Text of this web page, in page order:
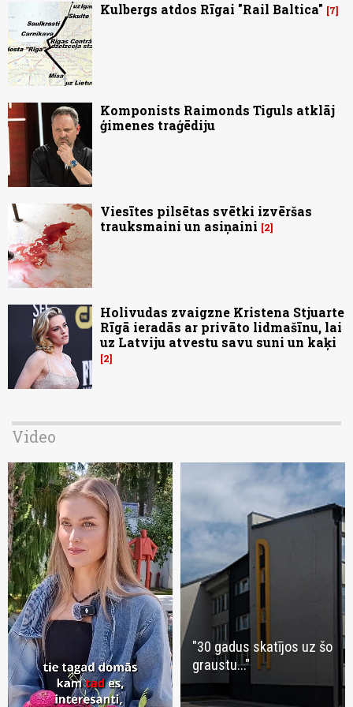
Kulbergs atdos Rīgai "Rail Baltica" 7
Komponists Raimonds Tiguls atklāj
ģimenes traģēdiju
Viesītes pilsētas svētki izvēršas
trauksmaini un asiņaini
2
Holivudas zvaigzne Kristena Stjuarte
Rīgā ieradās ar privāto lidmašīnu, lai
uz Latviju atvestu savu suni un kaķi
2
Video
"30 gadus skatījos uz šo
graustu..."